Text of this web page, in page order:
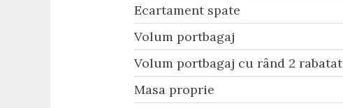
Ecartament spate
Volum portbagaj
Volum portbagaj cu rând 2 rabatat
Masa proprie